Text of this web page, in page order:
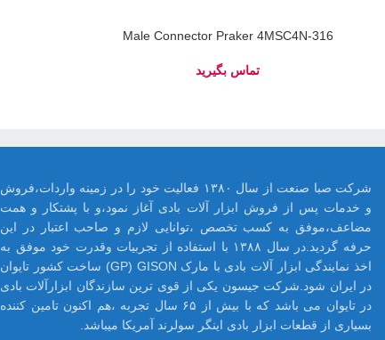
Male Connector Praker 4MSC4N-316
شرکت صبا صنعت از سال ۱۳۸۰ فعالیت خود را در زمینه واردات،فروش
و خدمات پس از فروش ابزار آلات بادی آغاز نمود،و با پشتکار و همت
مضاعف،موفق به کسب تخصص ،توانایی لازم و صاحب اعتبار در این
حرفه گردید.در سال ۱۳۸۸ با استفاده از تجربیات وقدرت خود موفق به
اخذ نمایندگی ابزار آلات بادی با مارک GP) GISON) ساخت کشور تایوان
در ایران شود.شرکت جیسون یکی از قوی ترین سازندگان ابزارآلات بادی
در تایوان می باشد که با بیش از ۶۵ سال تجربه ،هم اکنون تامین کننده
بسیاری از قطعات ابزار بادی اینگر سولرند آمریکا میباشد.